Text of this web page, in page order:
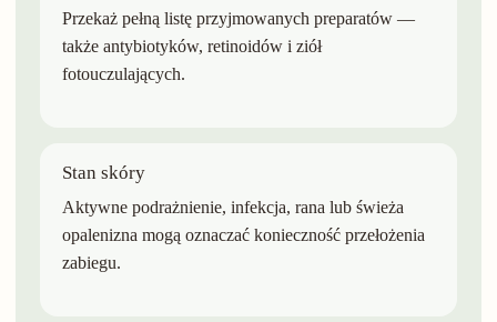
Przekaż pełną listę przyjmowanych preparatów —
także antybiotyków, retinoidów i ziół
fotouczulających.
Stan skóry
Aktywne podrażnienie, infekcja, rana lub świeża
opalenizna mogą oznaczać konieczność przełożenia
zabiegu.